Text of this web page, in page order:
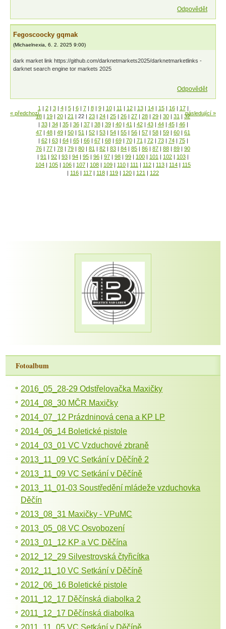
Odpovědět
Fegoscoocky gqmak
(Michaelnexia 6. 2. 2025 9:00)
dark market link https://github.com/darknetmarkets2025/darknetmarketlinks -
darknet search engine tor markets 2025
Odpovědět
« předchozí
1 | 2 | 3 | 4 | 5 | 6 | 7 | 8 | 9 | 10 | 11 | 12 | 13 | 14 | 15 | 16 | 17 |
18 | 19 | 20 | 21 | 22 | 23 | 24 | 25 | 26 | 27 | 28 | 29 | 30 | 31 | 32
| 33 | 34 | 35 | 36 | 37 | 38 | 39 | 40 | 41 | 42 | 43 | 44 | 45 | 46 |
47 | 48 | 49 | 50 | 51 | 52 | 53 | 54 | 55 | 56 | 57 | 58 | 59 | 60 | 61
| 62 | 63 | 64 | 65 | 66 | 67 | 68 | 69 | 70 | 71 | 72 | 73 | 74 | 75 |
76 | 77 | 78 | 79 | 80 | 81 | 82 | 83 | 84 | 85 | 86 | 87 | 88 | 89 | 90
| 91 | 92 | 93 | 94 | 95 | 96 | 97 | 98 | 99 | 100 | 101 | 102 | 103 |
104 | 105 | 106 | 107 | 108 | 109 | 110 | 111 | 112 | 113 | 114 | 115
| 116 | 117 | 118 | 119 | 120 | 121 | 122
následující »
Fotoalbum
2016_05_28-29 Odstřelovačka Maxičky
2014_08_30 MČR Maxičky
2014_07_12 Prázdninová cena a KP LP
2014_06_14 Boletické pistole
2014_03_01 VC Vzduchové zbraně
2013_11_09 VC Setkání v Děčíně 2
2013_11_09 VC Setkání v Děčíně
2013_11_01-03 Soustředění mládeže vzduchovka
Děčín
2013_08_31 Maxičky - VPuMC
2013_05_08 VC Osvobození
2013_01_12 KP a VC Děčína
2012_12_29 Silvestrovská čtyřicítka
2012_11_10 VC Setkání v Děčíně
2012_06_16 Boletické pistole
2011_12_17 Děčínská diabolka 2
2011_12_17 Děčínská diabolka